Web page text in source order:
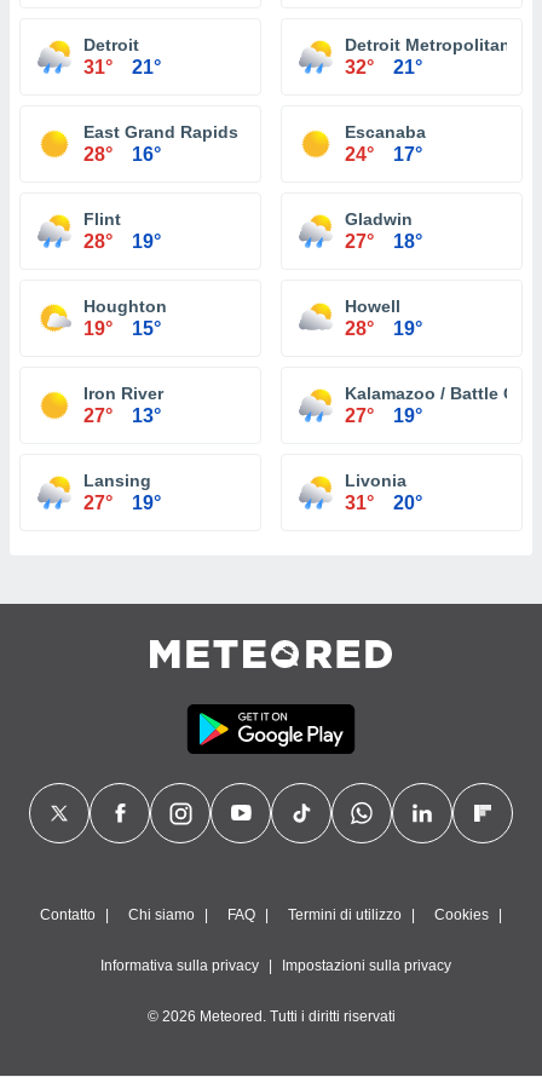
Detroit
31° 21°
Detroit Metropolitan
32° 21°
East Grand Rapids
28° 16°
Escanaba
24° 17°
Flint
28° 19°
Gladwin
27° 18°
Houghton
19° 15°
Howell
28° 19°
Iron River
27° 13°
Kalamazoo / Battle
27° 19°
Lansing
27° 19°
Livonia
31° 20°
Contatto Chi siamo FAQ Termini di utilizzo Cookies
Informativa sulla privacy Impostazioni sulla privacy
© 2026 Meteored. Tutti i diritti riservati